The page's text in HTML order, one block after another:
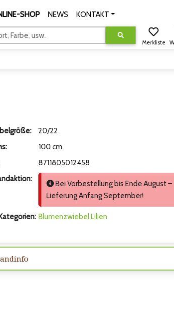
SHOP NEWS KONTAKT
Farbe, usw.
Merkliste
20/22
100 cm
8711805012458
Bei Vorbestellung bis Ende August –
Lieferung Anfang September!
BlumenzwiebelLilien